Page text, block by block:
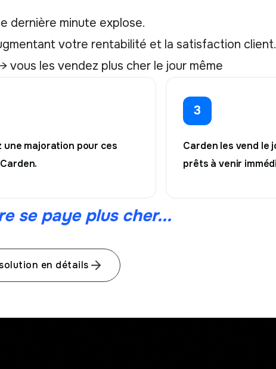
dernière minute explose.
votre rentabilité et la satisfaction client.
vous les vendez plus cher le jour même
une majoration pour ces
3
Carden les vend le
prêts à venir
se paye plus cher...
en détails